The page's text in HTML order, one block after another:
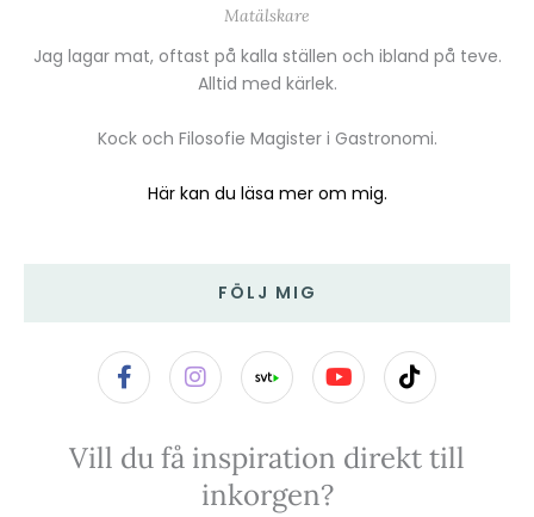
Matälskare
Jag lagar mat, oftast på kalla ställen och ibland på teve.
Alltid med kärlek.
Kock och Filosofie Magister i Gastronomi.
Här kan du läsa mer om mig.
FÖLJ MIG
F
a
c
b
I
n
s
a
g
r
Y
o
u
u
T
i
k
o
Vill du få inspiration direkt till
inkorgen?